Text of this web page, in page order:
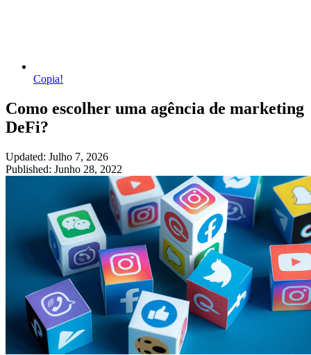
Copia!
Como escolher uma agência de marketing
DeFi?
Updated: Julho 7, 2026
Published: Junho 28, 2022